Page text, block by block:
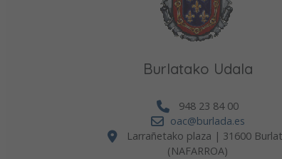
Burlatako Udala
948 23 84 00
oac@burlada.es
Larrañetako plaza | 31600
(NAFARROA)